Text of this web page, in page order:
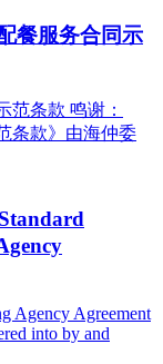
餐服务合同示
范条款 鸣谢：
条款》由海仲委
Agency Agreement
into by and